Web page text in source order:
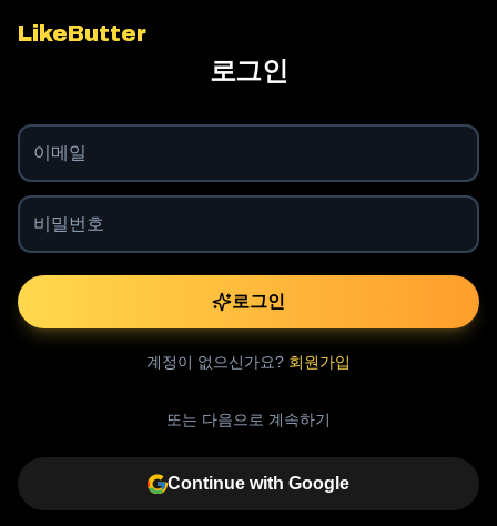
LikeButter
로그인
로그인
계정이 없으신가요? 회원가입
또는 다음으로 계속하기
Continue with Google